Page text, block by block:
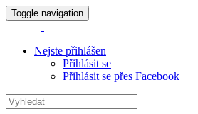
Toggle navigation
Nejste přihlášen
Přihlásit se
Přihlásit se přes Facebook